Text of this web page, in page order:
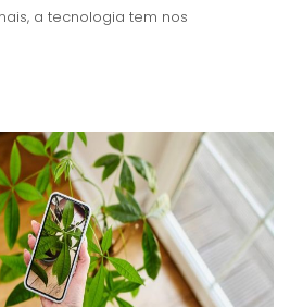
a tecnologia tem nos